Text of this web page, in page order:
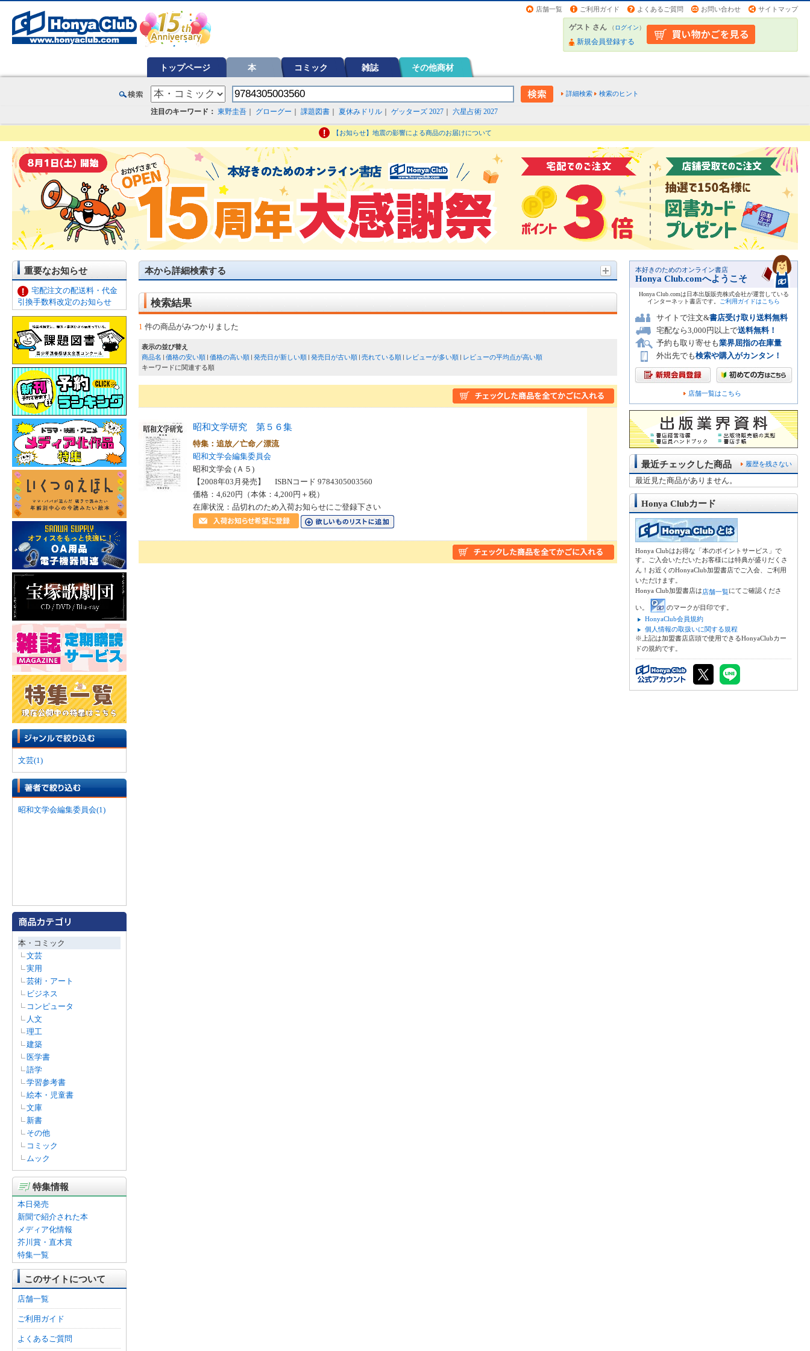
店舗一覧 ご利用ガイド よくあるご質問 お問い合わせ サイトマップ
ゲスト さん （ログイン）
新規会員登録する
トップページ 本 コミック 雑誌 その他商材
詳細検索 検索のヒント
注目のキーワード： 東野圭吾 グローグー 課題図書 夏休みドリル ゲッターズ 2027 六星占術 2027
【お知らせ】地震の影響による商品のお届けについて
重要なお知らせ
宅配注文の配送料・代金
引換手数料改定のお知らせ
文芸(1)
昭和文学会編集委員会(1)
本・コミック
文芸
実用
芸術・アート
ビジネス
コンピュータ
人文
理工
建築
医学書
語学
学習参考書
絵本・児童書
文庫
新書
その他
コミック
ムック
特集情報
本日発売
新聞で紹介された本
メディア化情報
芥川賞・直木賞
特集一覧
このサイトについて
店舗一覧
ご利用ガイド
よくあるご質問
本から詳細検索する
検索結果
1 件の商品がみつかりました
表示の並び替え
商品名
価格の安い順 価格の高い順 発売日が新しい順 発売日が古い順 売れている順 レビューが多い順
レビューの平均点が高い順
キーワードに関連する順
昭和文学研究 第５６集
特集：追放／亡命／漂流
昭和文学会編集委員会
昭和文学会 (Ａ５)
【2008年03月発売】 ISBNコード 9784305003560
価格：4,620円（本体：4,200円＋税）
在庫状況：品切れのため入荷お知らせにご登録下さい
本好きのためのオンライン書店
Honya Club.comへようこそ
Honya Club.comは日本出版販売株式会社が運営している
インターネット書店です。
ご利用ガイドはこちら
サイトで注文&書店受け取り送料無料
宅配なら3,000円以上で送料無料！
予約も取り寄せも業界屈指の在庫量
外出先でも検索や購入がカンタン！
店舗一覧はこちら
履歴を残さない
最近チェックした商品
最近見た商品がありません。
Honya Clubカード
Honya Clubはお得な「本のポイントサービス」で
す。ご入会いただいたお客様には特典が盛りだくさ
ん！お近くのHonyaClub加盟書店でご入会、ご利用
いただけます。
Honya Club加盟書店は店舗一覧にてご確認くださ
い。
のマークが目印です。
HonyaClub会員規約
個人情報の取扱いに関する規程
※上記は加盟書店店頭で使用できるHonyaClubカー
ドの規約です。